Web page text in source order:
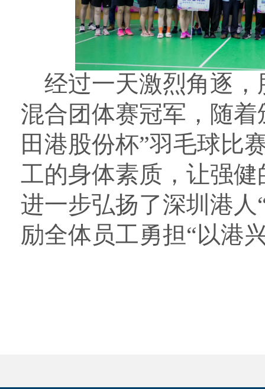
经过一天激烈角逐
混合团体赛冠军， 随
田港股份杯”羽毛球比
工的身体素质，让强
进一步弘扬了深圳港人
励全体员工勇担“以港